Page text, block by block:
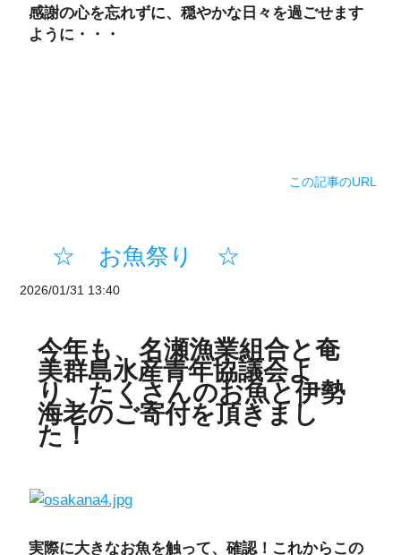
感謝の心を忘れずに、穏やかな日々を過ごせます
ように・・・
この記事のURL
☆ お魚祭り ☆
2026/01/31 13:40
今年も、名瀬漁業組合と奄
美群島水産青年協議会よ
り、たくさんのお魚と伊勢
海老のご寄付を頂きまし
た！
実際に大きなお魚を触って、確認！これからこの